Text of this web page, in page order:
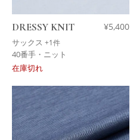
DRESSY KNIT
サックス +1件
¥5,400
40番手・ニット
在庫切れ